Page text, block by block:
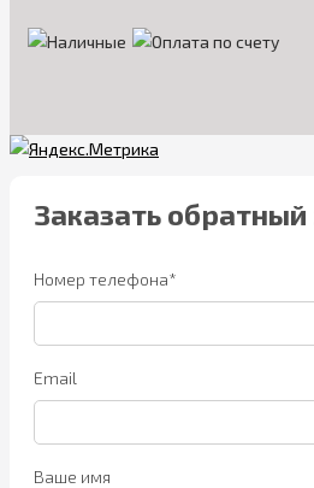
Заказать обратный
Номер телефона*
Email
Ваше имя